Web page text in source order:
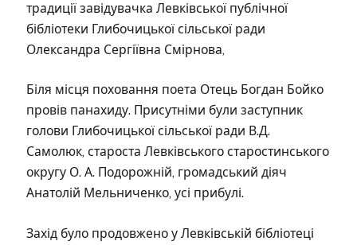
традиції завідувачка Левківської публічної
бібліотеки Глибочицької сільської ради
Олександра Сергіївна Смірнова,
Біля місця поховання поета Отець Богдан Бойко
провів панахиду. Присутніми були заступник
голови Глибочицької сільської ради В.Д.
Самолюк, староста Левківського старостинського
округу О. А. Подорожній, громадський діяч
Анатолій Мельниченко, усі прибулі.
Захід було продовжено у Левківській бібліотеці